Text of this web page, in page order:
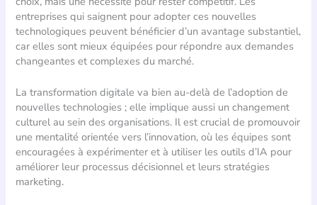
entreprises qui saignent pour adopter ces nouvelles
technologiques peuvent bénéficier d’un avantage substantiel,
car elles sont mieux équipées pour répondre aux demandes
changeantes et complexes du marché.
La transformation digitale va bien au-delà de l’adoption de
nouvelles technologies ; elle implique aussi un changement
culturel au sein des organisations. Il est crucial de promouvoir
une mentalité orientée vers l’innovation, où les équipes sont
encouragées à expérimenter et à utiliser les outils d’IA pour
améliorer leur processus décisionnel et leurs stratégies
marketing.